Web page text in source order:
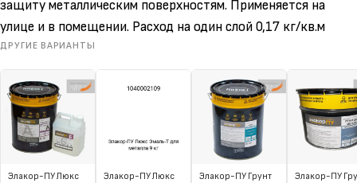
защиту металлическим поверхностям. Применяется на
улице и в помещении. Расход на один слой 0,17 кг/кв.м
ДРУГИЕ ВАРИАНТЫ
Элакор-ПУ Люкс
Элакор-ПУ Люкс
Элакор-ПУ Грунт
Элакор-ПУ